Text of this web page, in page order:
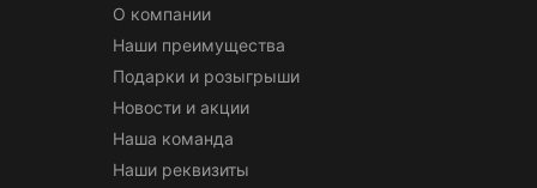
О компании
Наши преимущества
Подарки и розыгрыши
Новости и акции
Наша команда
Наши реквизиты